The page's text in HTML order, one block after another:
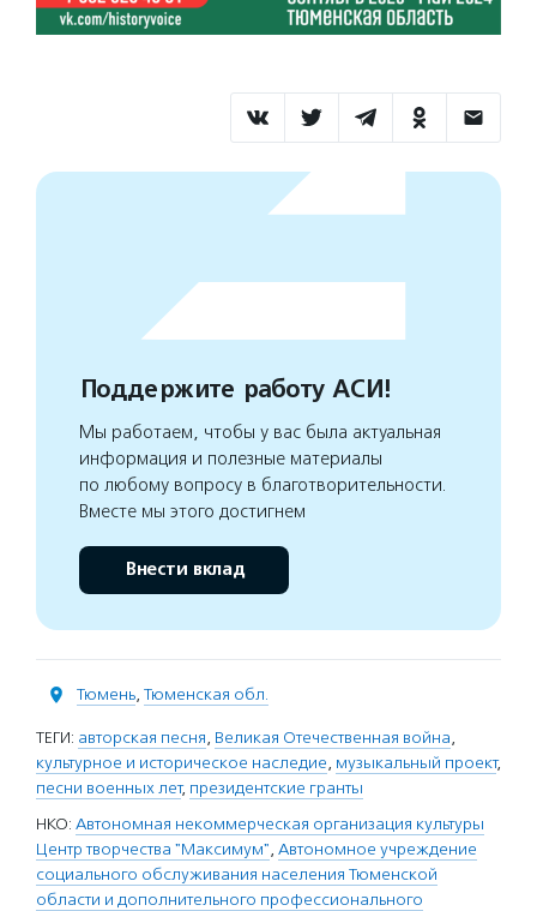
Поддержите работу АСИ!
Мы работаем, чтобы у вас была актуальная
информация и полезные материалы
по любому вопросу в благотворительности.
Вместе мы этого достигнем
Внести вклад
Тюмень, Тюменская обл.
ТЕГИ: авторская песня, Великая Отечественная война,
культурное и историческое наследие, музыкальный проект,
песни военных лет, президентские гранты
НКО: Автономная некоммерческая организация культуры
Центр творчества "Максимум", Автономное учреждение
социального обслуживания населения Тюменской
области и дополнительного профессионального